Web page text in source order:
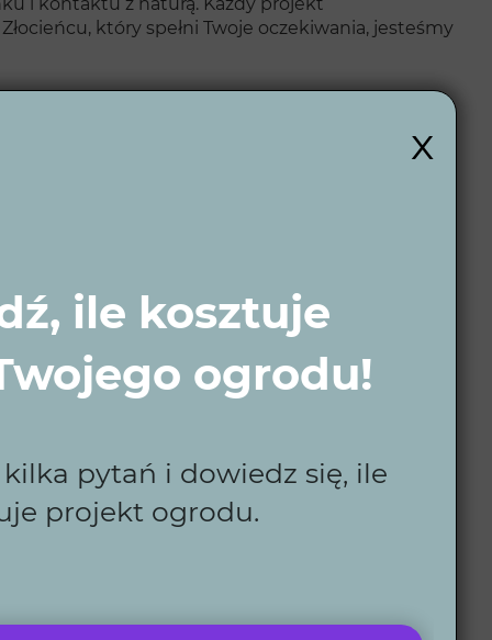
i kontaktu z naturą. Każdy projekt
który spełni Twoje oczekiwania, jesteśmy
o szczegóły.
codzienną pielęgnację.
stworzyć.
x
ile kosztuje
ogrodu!
pytań i dowiedz się, ile
projekt ogrodu.